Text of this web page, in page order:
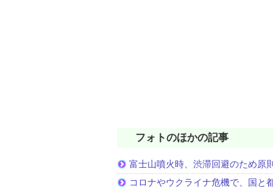
フォトのほかの記事
富士山噴火時、渋滞回避のため原
コロナやウクライナ危機で、国と